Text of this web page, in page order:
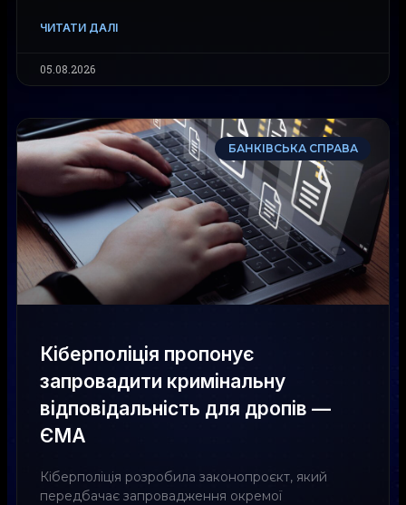
ЧИТАТИ ДАЛІ
05.08.2026
БАНКІВСЬКА СПРАВА
Кіберполіція пропонує
запровадити кримінальну
відповідальність для дропів —
ЄМА
Кіберполіція розробила законопроєкт, який
передбачає запровадження окремої